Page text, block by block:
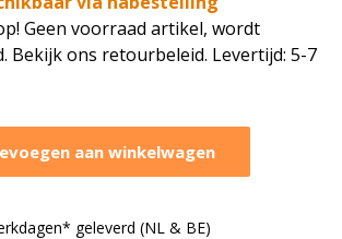
Geen voorraad artikel, wordt
Bekijk ons retourbeleid. Levertijd: 5-7
aan winkelwagen
geleverd (NL & BE)